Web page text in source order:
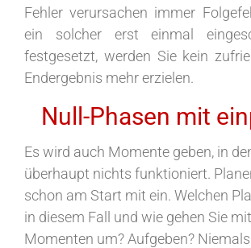
Fehler verursachen immer
ein solcher erst einmal
festgesetzt, werden Sie kein
Endergebnis mehr erzielen.
Null-Phasen mit
Es wird auch Momente geben, in
überhaupt nichts funktioniert.
schon am Start mit ein. Welchen
in diesem Fall und wie gehen Sie
Momenten um? Aufgeben?